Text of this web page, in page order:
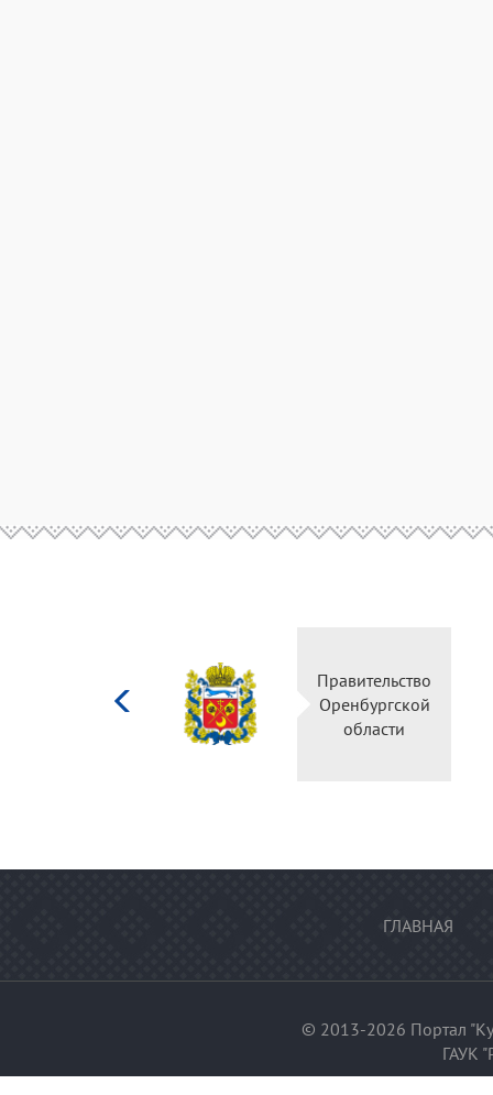
Министерство
культуры
Российской
ГЛАВНАЯ
© 2013-2026 Портал
ГАУК